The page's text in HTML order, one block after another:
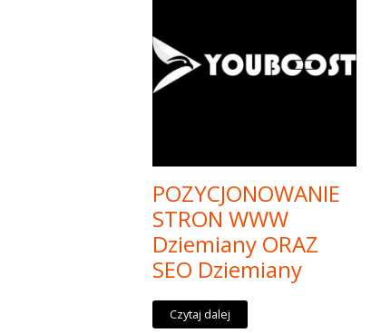
POZYCJONOWANIE
STRON WWW
Dziemiany ORAZ
SEO Dziemiany
Czytaj dalej